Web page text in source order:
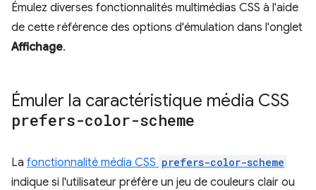
Émulez diverses fonctionnalités multimédias CSS à l'aide
de cette référence des options d'émulation dans l'onglet
Affichage.
Émuler la caractéristique média CSS
prefers-color-scheme
La fonctionnalité média CSS prefers-color-scheme
indique si l'utilisateur préfère un jeu de couleurs clair ou